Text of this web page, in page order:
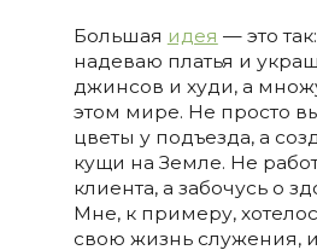
Большая идея — это
надеваю платья и
джинсов и худи, а
этом мире. Не просто
цветы у подъезда, а
кущи на Земле. Не
клиента, а забочусь о
Мне, к примеру,
свою жизнь служения,